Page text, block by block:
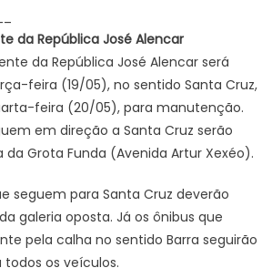
Cidade
Rio
de
Janeiro
da República José Alencar
da República José Alencar será
feira (19/05), no sentido Santa Cruz,
feira (20/05), para manutenção.
em direção a Santa Cruz serão
da Grota Funda (Avenida Artur Xexéo).
seguem para Santa Cruz deverão
galeria oposta. Já os ônibus que
pela calha no sentido Barra seguirão
os veículos.